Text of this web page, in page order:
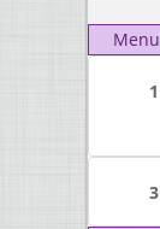
Menu
1
3